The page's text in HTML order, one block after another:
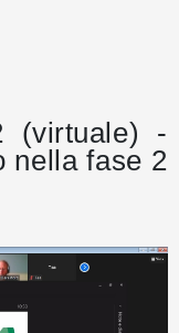
(virtuale) -
nella fase 2